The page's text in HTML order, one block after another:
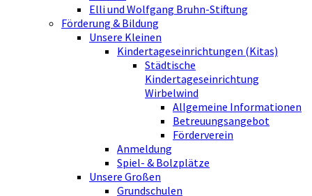
Elli und Wolfgang Bruhn-Stiftung
Förderung & Bildung
Unsere Kleinen
Kindertageseinrichtungen (Kitas)
Städtische
Kindertageseinrichtung
Wirbelwind
Allgemeine Informationen
Betreuungsangebot
Förderverein
Anmeldung
Spiel- & Bolzplätze
Unsere Großen
Grundschulen